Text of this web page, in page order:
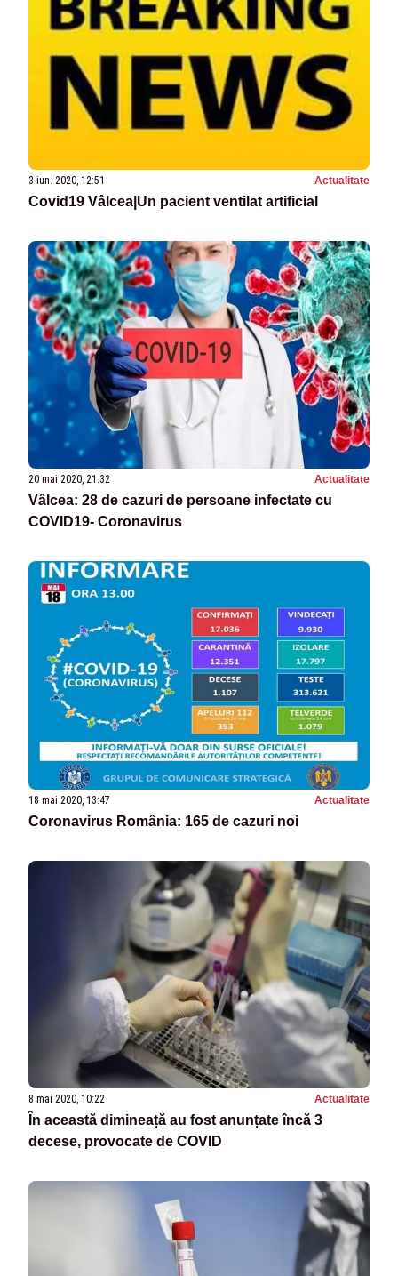
3 iun. 2020, 12:51 Actualitate
Covid19 Vâlcea|Un pacient ventilat artificial
20 mai 2020, 21:32 Actualitate
Vâlcea: 28 de cazuri de persoane infectate cu
COVID19- Coronavirus
18 mai 2020, 13:47 Actualitate
Coronavirus România: 165 de cazuri noi
8 mai 2020, 10:22 Actualitate
În această dimineață au fost anunțate încă 3
decese, provocate de COVID